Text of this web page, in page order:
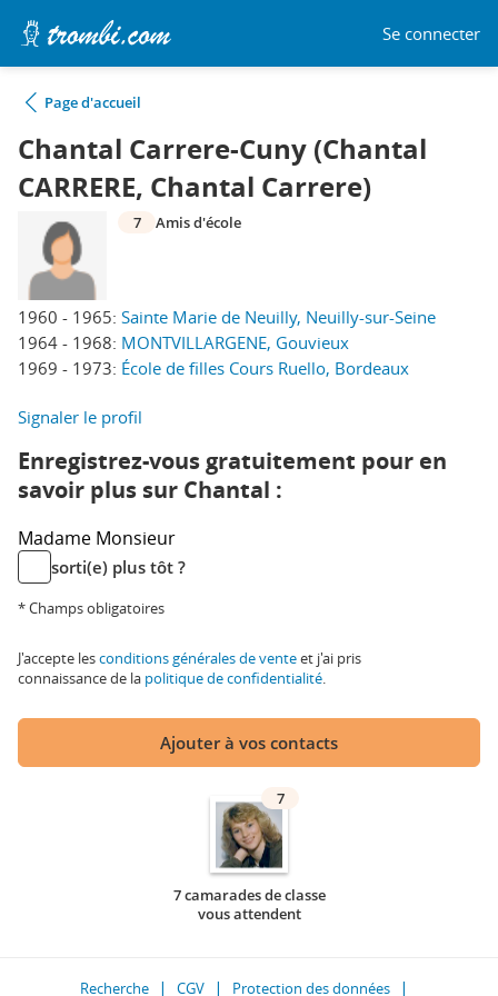
Se connecter
Page d'accueil
Chantal Carrere-Cuny (Chantal
CARRERE, Chantal Carrere)
1960 - 1965: Sainte Marie de Neuilly, Neuilly-sur-Seine
1964 - 1968: MONTVILLARGENE, Gouvieux
1969 - 1973: École de filles Cours Ruello, Bordeaux
7 Amis d'école
Signaler le profil
Enregistrez-vous gratuitement pour en
savoir plus sur Chantal :
Madame Monsieur
sorti(e) plus tôt ?
* Champs obligatoires
J'accepte lesconditions générales de venteet j'ai pris
connaissance de la politique de confidentialité.
Ajouter à vos contacts
7
7 camarades de classe
vous attendent
Recherche CGV Protection des données